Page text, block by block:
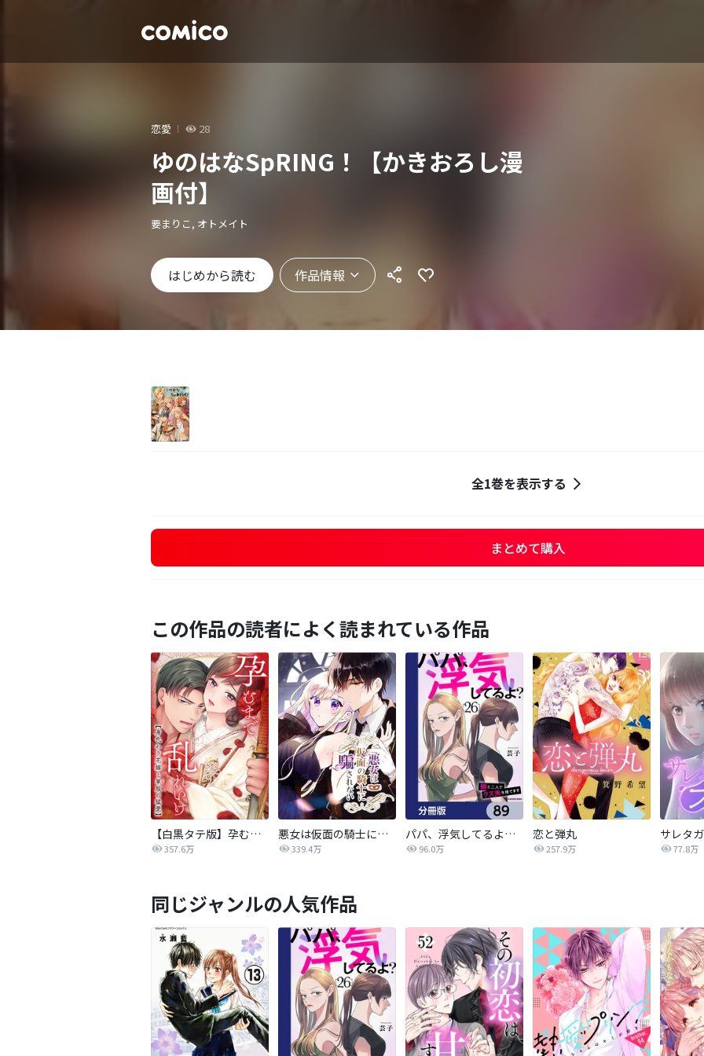
恋愛 28
ゆのはなSpRING！【かきおろし漫
画付】
要まりこ, オトメイト
はじめから読む 作品情報
全1巻を表示する
まとめて購入
この作品の読者によく読まれている作品
【白黒タテ版】孕むまで乱れいけ～身代わり花嫁と軍服の猛愛
357.6万
悪女は仮面の騎士に騙されない
339.4万
パパ、浮気してるよ？娘と二人でクズ夫を捨てます【分冊版】
96.0万
恋と弾丸
257.9万 77.8万
同じジャンルの人気作品